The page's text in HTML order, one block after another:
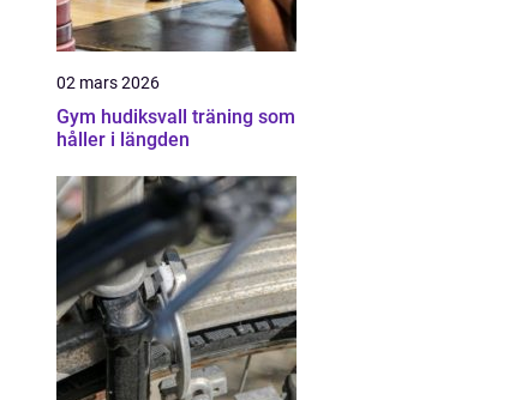
02 mars 2026
Gym hudiksvall träning som
håller i längden